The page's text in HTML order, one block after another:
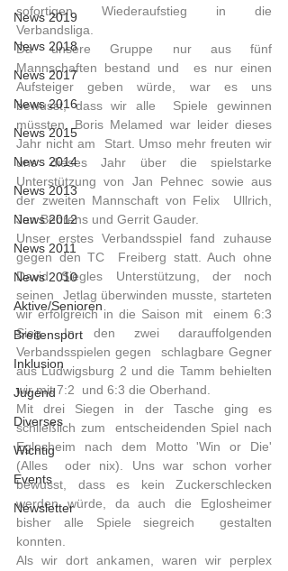
News 2019
News 2018
News 2017
News 2016
News 2015
News 2014
News 2013
News 2012
News 2011
News 2010
Aktive/Senioren
Breitensport
Inklusion
Jugend
Diverses
Wichtig
Events
Newsletter
sofortigen Wiederaufstieg in die
Verbandsliga.
Da unsere Gruppe nur aus fünf
Mannschaften bestand und  es nur einen
Aufsteiger geben würde, war es uns
bewusst, dass wir alle  Spiele gewinnen
müssten. Boris Melamed war leider dieses
Jahr nicht am  Start. Umso mehr freuten wir
uns dieses Jahr über die spielstarke
Unterstützung von Jan Pehnec sowie aus
der zweiten Mannschaft von Felix  Ullrich,
Jan Behrens und Gerrit Gauder.
Unser erstes Verbandsspiel fand zuhause
gegen den TC  Freiberg statt. Auch ohne
David Siegles Unterstützung, der noch
seinen  Jetlag überwinden musste, starteten
wir erfolgreich in die Saison mit  einem 6:3
Sieg. In den zwei darauffolgenden
Verbandsspielen gegen  schlagbare Gegner
aus Ludwigsburg 2 und die Tamm behielten
wir mit 7:2  und 6:3 die Oberhand.
Mit drei Siegen in der Tasche ging es
schließlich zum  entscheidenden Spiel nach
Eglosheim nach dem Motto 'Win or Die'
(Alles  oder nix). Uns war schon vorher
bewusst, dass es kein Zuckerschlecken
werden würde, da auch die Eglosheimer
bisher alle Spiele siegreich  gestalten
konnten.
Als wir dort ankamen, waren wir perplex